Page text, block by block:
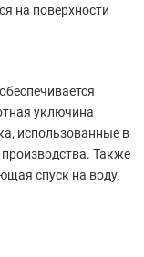
на поверхности
уключина
использованные в
Также
спуск на воду.